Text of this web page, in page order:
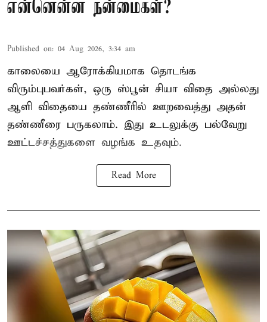
என்னென்ன நன்மைகள்?
Published on: 04 Aug 2026, 3:34 am
காலையை ஆரோக்கியமாக தொடங்க
விரும்புபவர்கள், ஒரு ஸ்பூன் சியா விதை அல்லது
ஆளி விதையை தண்ணீரில் ஊறவைத்து அதன்
தண்ணீரை பருகலாம். இது உடலுக்கு பல்வேறு
ஊட்டச்சத்துகளை வழங்க உதவும்.
Read More